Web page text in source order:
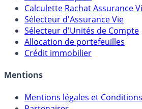
Calculateur d'intérêts
Calculette Impôts
Calculette Rachat Assurance Vie
Sélecteur d'Assurance Vie
Sélecteur d'Unités de Compte
Crédit immobilier
Mentions